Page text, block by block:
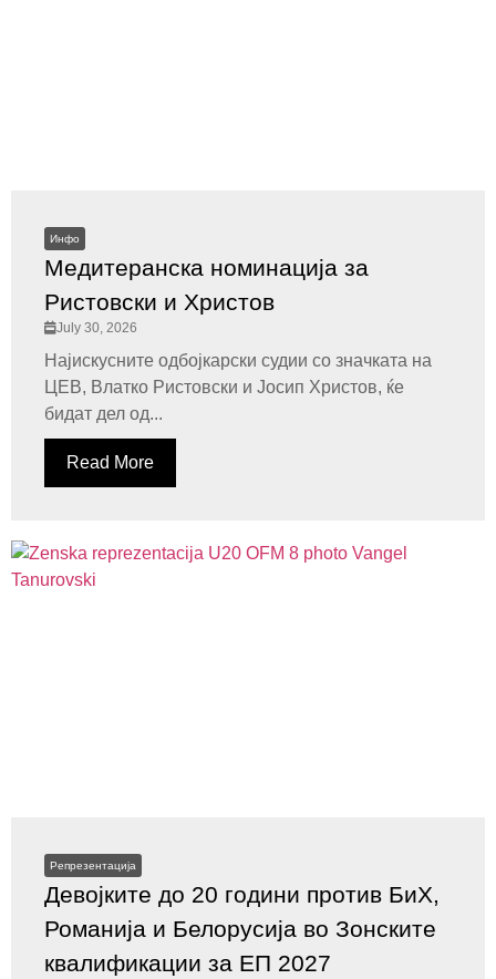
Инфо
Медитеранска номинација за
Ристовски и Христов
July 30, 2026
Најискусните одбојкарски судии со значката на
ЦЕВ, Влатко Ристовски и Јосип Христов, ќе
бидат дел од...
Read More
Репрезентација
Девојките до 20 години против БиХ,
Романија и Белорусија во Зонските
квалификации за ЕП 2027